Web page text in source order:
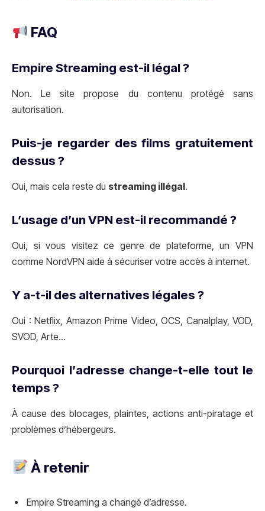
FAQ
Empire Streaming est-il légal ?
Non. Le site propose du contenu protégé sans
autorisation.
Puis-je regarder des films gratuitement
dessus ?
Oui, mais cela reste du streaming illégal .
L’usage d’un VPN est-il recommandé ?
Oui, si vous visitez ce genre de plateforme, un VPN
comme NordVPN aide à sécuriser votre accès à internet.
Y a-t-il des alternatives légales ?
Oui : Netflix, Amazon Prime Video, OCS, Canalplay, VOD,
SVOD, Arte…
Pourquoi l’adresse change-t-elle tout le
temps ?
À cause des blocages, plaintes, actions anti-piratage et
problèmes d’hébergeurs.
À retenir
Empire Streaming a changé d’adresse.